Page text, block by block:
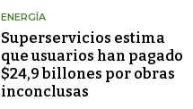
ENERGÍA
Superservicios estima
que usuarios han pagado
$24,9 billones por obras
inconclusas